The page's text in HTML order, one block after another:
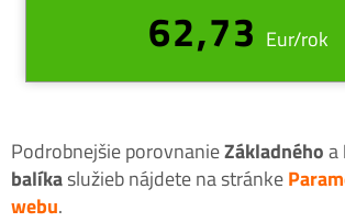
62,73 Eur/rok
Podrobnejšie porovnanieZákladnéhoa
balíkaslužieb nájdete na stránke
webu.